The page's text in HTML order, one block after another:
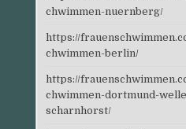
chwimmen-nuernberg/
https://
chwimmen-berlin/
https://
chwimmen-dortmund-
scharnhorst/